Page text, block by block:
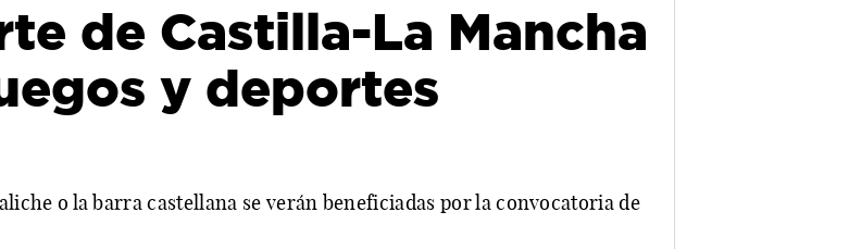
de Castilla-La Mancha
y deportes
o la barra castellana se verán beneficiadas por la convocatoria de